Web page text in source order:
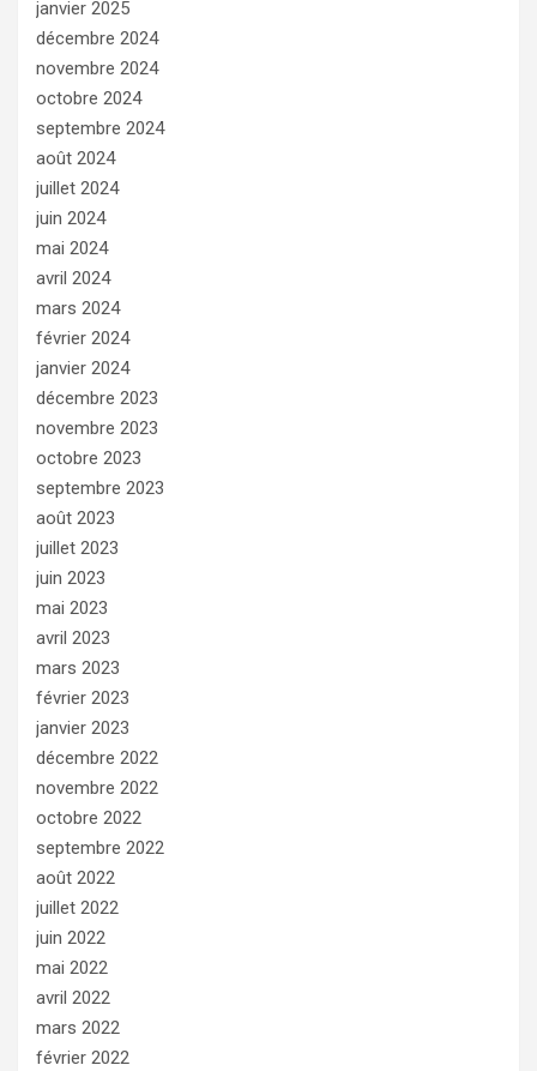
janvier 2025
décembre 2024
novembre 2024
octobre 2024
septembre 2024
août 2024
juillet 2024
juin 2024
mai 2024
avril 2024
mars 2024
février 2024
janvier 2024
décembre 2023
novembre 2023
octobre 2023
septembre 2023
août 2023
juillet 2023
juin 2023
mai 2023
avril 2023
mars 2023
février 2023
janvier 2023
décembre 2022
novembre 2022
octobre 2022
septembre 2022
août 2022
juillet 2022
juin 2022
mai 2022
avril 2022
mars 2022
février 2022